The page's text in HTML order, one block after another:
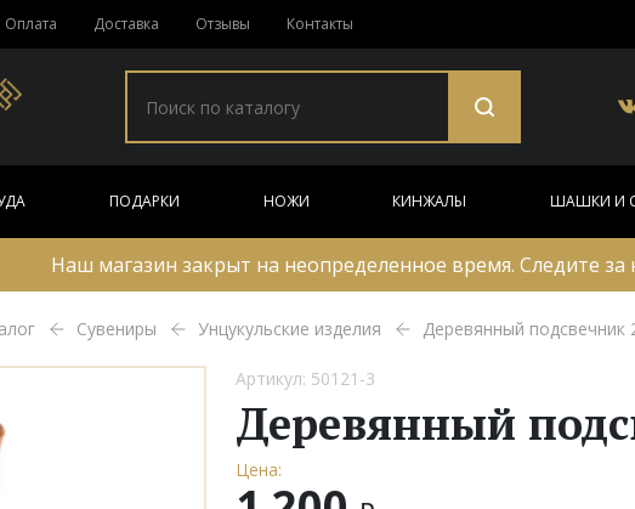
Оплата Доставка Отзывы Контакты
ПОДАРКИ НОЖИ КИНЖАЛЫ ШАШКИ И
Наш магазин закрыт на неопределенное время. Следите за
Сувениры Унцукульские изделия Деревянный подсвечник
Артикул: 50121-3
Деревянный
Цена: